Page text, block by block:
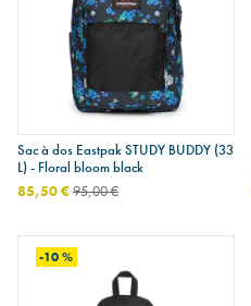
Sac à dos Eastpak STUDY BUDDY (33
L) - Floral bloom black
85,50 €95,00 €
-10 %